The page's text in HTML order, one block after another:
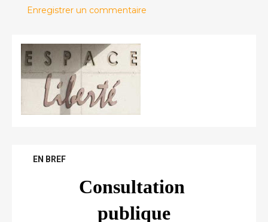
Enregistrer un commentaire
EN BREF
Consultation
publique